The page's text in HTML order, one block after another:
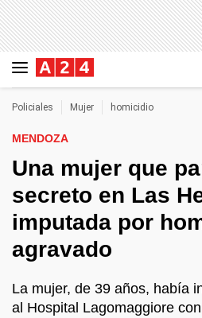
Policiales Mujer homicidio
MENDOZA
Una mujer que
secreto en Las
imputada por
agravado
La mujer, de 39 años, había
al Hospital Lagomaggiore